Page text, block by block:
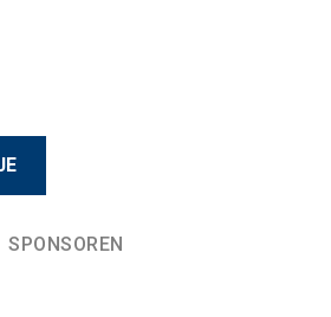
SPONSOREN